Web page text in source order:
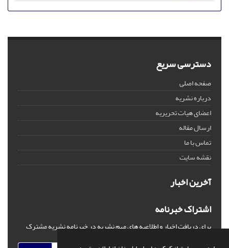
دسترسی سریع
صفحه اصلی
درباره نشریه
اعضای هیات تحریریه
ارسال مقاله
تماس با ما
نقشه سایت
آخرین اخبار
اشتراک خبرنامه
برای دریافت اخبار و اطلاعیه های مهم نشریه در خبرنامه نشریه مشترک